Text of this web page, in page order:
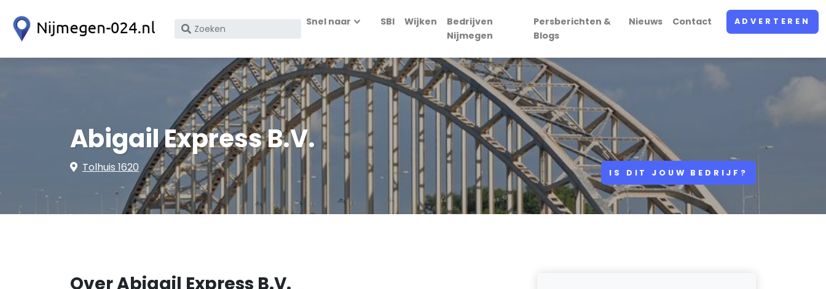
Zoek
bedrijfsnaam
KvK
nummer
Snel naar SBI Wijken
Bedrijven
Nijmegen
Persberichten &
Blogs
Nieuws Contact ADVERTEREN
Abigail Express B.V.
Tolhuis 1620 IS DIT JOUW BEDRIJF?
Over Abigail Express B.V.